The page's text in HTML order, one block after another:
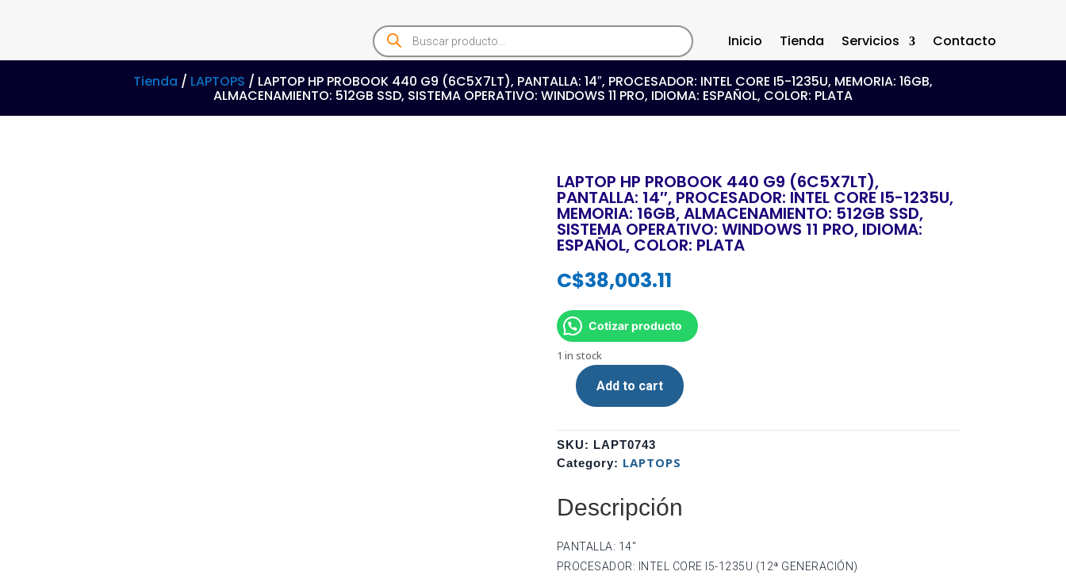
Products
search Inicio Tienda Servicios Contacto
Tienda / LAPTOPS / LAPTOP HP PROBOOK 440 G9 (6C5X7LT), PANTALLA: 14″, PROCESADOR: INTEL CORE I5-1235U, MEMORIA: 16GB,
ALMACENAMIENTO: 512GB SSD, SISTEMA OPERATIVO: WINDOWS 11 PRO, IDIOMA: ESPAÑOL, COLOR: PLATA
LAPTOP HP PROBOOK 440 G9 (6C5X7LT),
PANTALLA: 14″, PROCESADOR: INTEL CORE I5-1235U,
MEMORIA: 16GB, ALMACENAMIENTO: 512GB SSD,
SISTEMA OPERATIVO: WINDOWS 11 PRO, IDIOMA:
ESPAÑOL, COLOR: PLATA
C$38,003.11
Cotizar producto
1 in stock
LAPTOP
PROBOOK
440
G9
PANTALLA:
PROCESADOR:
INTEL
Add to cart
SKU: LAPT0743
Category: LAPTOPS
Descripción
PANTALLA: 14″
PROCESADOR: INTEL CORE I5-1235U (12ª GENERACIÓN)